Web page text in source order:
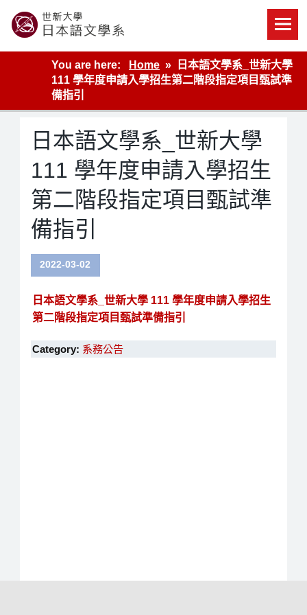
content
世新大學教學單位的網站
You are here:
Home
日本語文學系_世新大學
111 學年度申請入學招生第二階段指定項目甄試準
備指引
日本語文學系_世新大學
111 學年度申請入學招生
第二階段指定項目甄試準
備指引
2022-03-02
日本語文學系_世新大學 111 學年度申請入學招生
第二階段指定項目甄試準備指引
Category: 系務公告